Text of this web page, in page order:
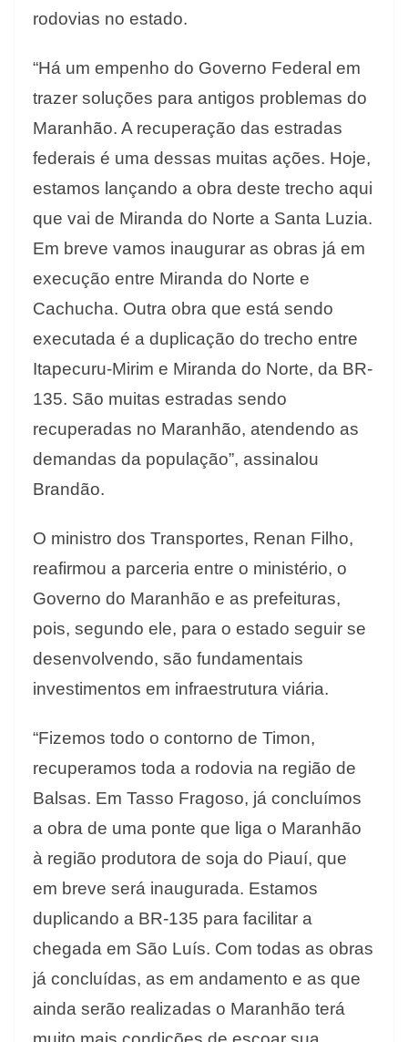
rodovias no estado.
“Há um empenho do Governo Federal em
trazer soluções para antigos problemas do
Maranhão. A recuperação das estradas
federais é uma dessas muitas ações. Hoje,
estamos lançando a obra deste trecho aqui
que vai de Miranda do Norte a Santa Luzia.
Em breve vamos inaugurar as obras já em
execução entre Miranda do Norte e
Cachucha. Outra obra que está sendo
executada é a duplicação do trecho entre
Itapecuru-Mirim e Miranda do Norte, da BR-
135. São muitas estradas sendo
recuperadas no Maranhão, atendendo as
demandas da população”, assinalou
Brandão.
O ministro dos Transportes, Renan Filho,
reafirmou a parceria entre o ministério, o
Governo do Maranhão e as prefeituras,
pois, segundo ele, para o estado seguir se
desenvolvendo, são fundamentais
investimentos em infraestrutura viária.
“Fizemos todo o contorno de Timon,
recuperamos toda a rodovia na região de
Balsas. Em Tasso Fragoso, já concluímos
a obra de uma ponte que liga o Maranhão
à região produtora de soja do Piauí, que
em breve será inaugurada. Estamos
duplicando a BR-135 para facilitar a
chegada em São Luís. Com todas as obras
já concluídas, as em andamento e as que
ainda serão realizadas o Maranhão terá